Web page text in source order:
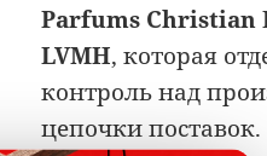
Parfums Christian
LVMH, которая
контроль над
цепочки поставок.